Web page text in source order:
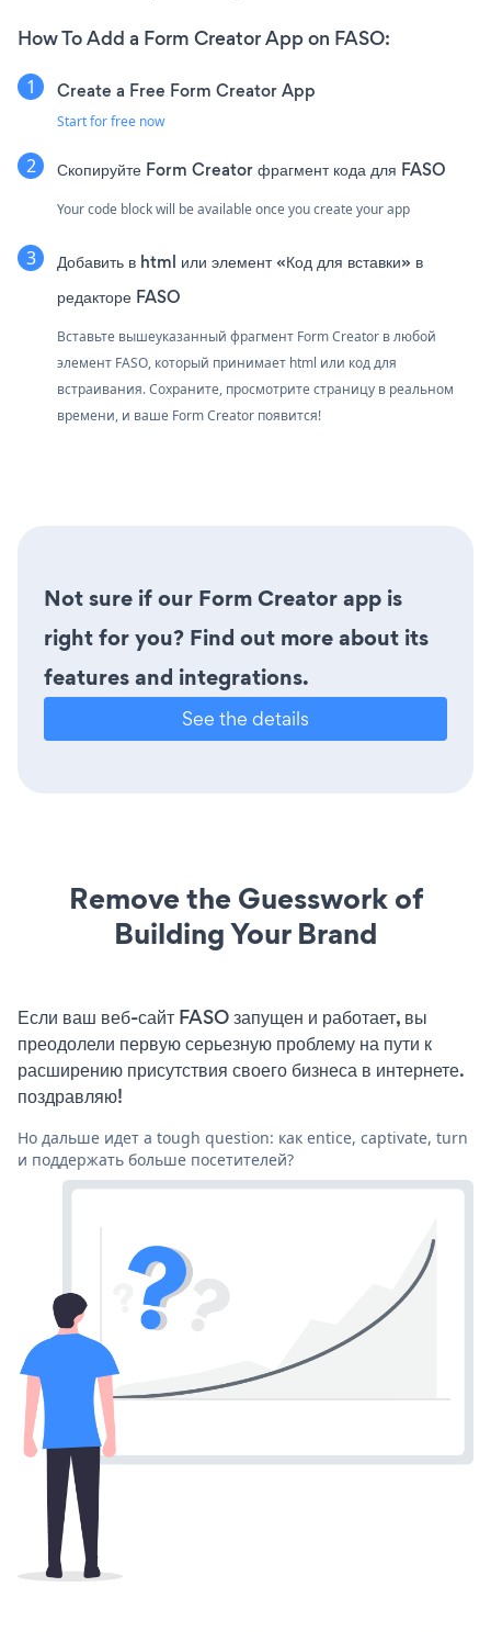
How To Add a Form Creator App on FASO:
Create a Free Form Creator App
Start for free now
Скопируйте Form Creator фрагмент кода для FASO
Your code block will be available once you create your app
Добавить в html или элемент «Код для вставки» в
редакторе FASO
Вставьте вышеуказанный фрагмент Form Creator в любой
элемент FASO, который принимает html или код для
встраивания. Сохраните, просмотрите страницу в реальном
времени, и ваше Form Creator появится!
Not sure if our Form Creator app is
right for you? Find out more about its
features and integrations.
See the details
Remove the Guesswork of
Building Your Brand
Если ваш веб-сайт FASO запущен и работает, вы
преодолели первую серьезную проблему на пути к
расширению присутствия своего бизнеса в интернете.
поздравляю!
Но дальше идет a tough question: как entice, captivate, turn
и поддержать больше посетителей?